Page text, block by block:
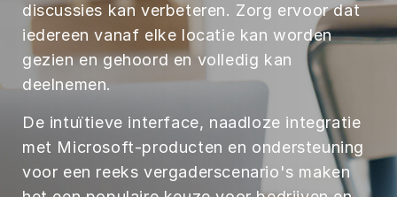
discussies kan verbeteren. Zorg ervoor dat
iedereen vanaf elke locatie kan worden
gezien en gehoord en volledig kan
deelnemen.
De intuïtieve interface, naadloze integratie
met Microsoft-producten en ondersteuning
voor een reeks vergaderscenario's maken